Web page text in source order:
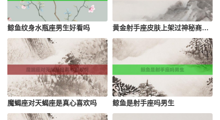
鲸鱼纹身水瓶座男生好看吗 黄金射手座皮肤上架过神秘商店吗
魔蝎座对天蝎座是真心喜欢吗 鲸鱼是射手座吗男生